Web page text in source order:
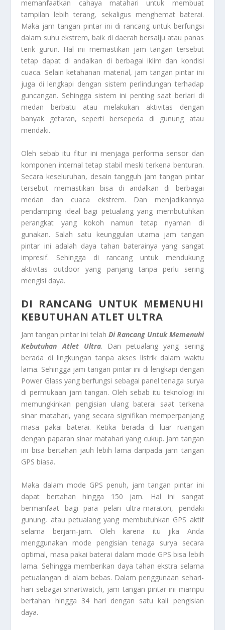
memanfaatkan cahaya matahari untuk membuat
tampilan lebih terang, sekaligus menghemat baterai.
Maka jam tangan pintar ini di rancang untuk berfungsi
dalam suhu ekstrem, baik di daerah bersalju atau panas
terik gurun. Hal ini memastikan jam tangan tersebut
tetap dapat di andalkan di berbagai iklim dan kondisi
cuaca. Selain ketahanan material, jam tangan pintar ini
juga di lengkapi dengan sistem perlindungan terhadap
guncangan. Sehingga sistem ini penting saat berlari di
medan berbatu atau melakukan aktivitas dengan
banyak getaran, seperti bersepeda di gunung atau
mendaki.
Oleh sebab itu fitur ini menjaga performa sensor dan
komponen internal tetap stabil meski terkena benturan.
Secara keseluruhan, desain tangguh jam tangan pintar
tersebut memastikan bisa di andalkan di berbagai
medan dan cuaca ekstrem. Dan menjadikannya
pendamping ideal bagi petualang yang membutuhkan
perangkat yang kokoh namun tetap nyaman di
gunakan. Salah satu keunggulan utama jam tangan
pintar ini adalah daya tahan baterainya yang sangat
impresif. Sehingga di rancang untuk mendukung
aktivitas outdoor yang panjang tanpa perlu sering
mengisi daya.
DI RANCANG UNTUK MEMENUHI
KEBUTUHAN ATLET ULTRA
Jam tangan pintar ini telah Di Rancang Untuk Memenuhi
Kebutuhan Atlet Ultra. Dan petualang yang sering
berada di lingkungan tanpa akses listrik dalam waktu
lama. Sehingga jam tangan pintar ini di lengkapi dengan
Power Glass yang berfungsi sebagai panel tenaga surya
di permukaan jam tangan. Oleh sebab itu teknologi ini
memungkinkan pengisian ulang baterai saat terkena
sinar matahari, yang secara signifikan memperpanjang
masa pakai baterai. Ketika berada di luar ruangan
dengan paparan sinar matahari yang cukup. Jam tangan
ini bisa bertahan jauh lebih lama daripada jam tangan
GPS biasa.
Maka dalam mode GPS penuh, jam tangan pintar ini
dapat bertahan hingga 150 jam. Hal ini sangat
bermanfaat bagi para pelari ultra-maraton, pendaki
gunung, atau petualang yang membutuhkan GPS aktif
selama berjam-jam. Oleh karena itu jika Anda
menggunakan mode pengisian tenaga surya secara
optimal, masa pakai baterai dalam mode GPS bisa lebih
lama. Sehingga memberikan daya tahan ekstra selama
petualangan di alam bebas. Dalam penggunaan sehari-
hari sebagai smartwatch, jam tangan pintar ini mampu
bertahan hingga 34 hari dengan satu kali pengisian
daya.